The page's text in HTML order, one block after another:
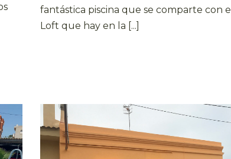
fantástica piscina que se comparte con el
Loft que hay en la [...]